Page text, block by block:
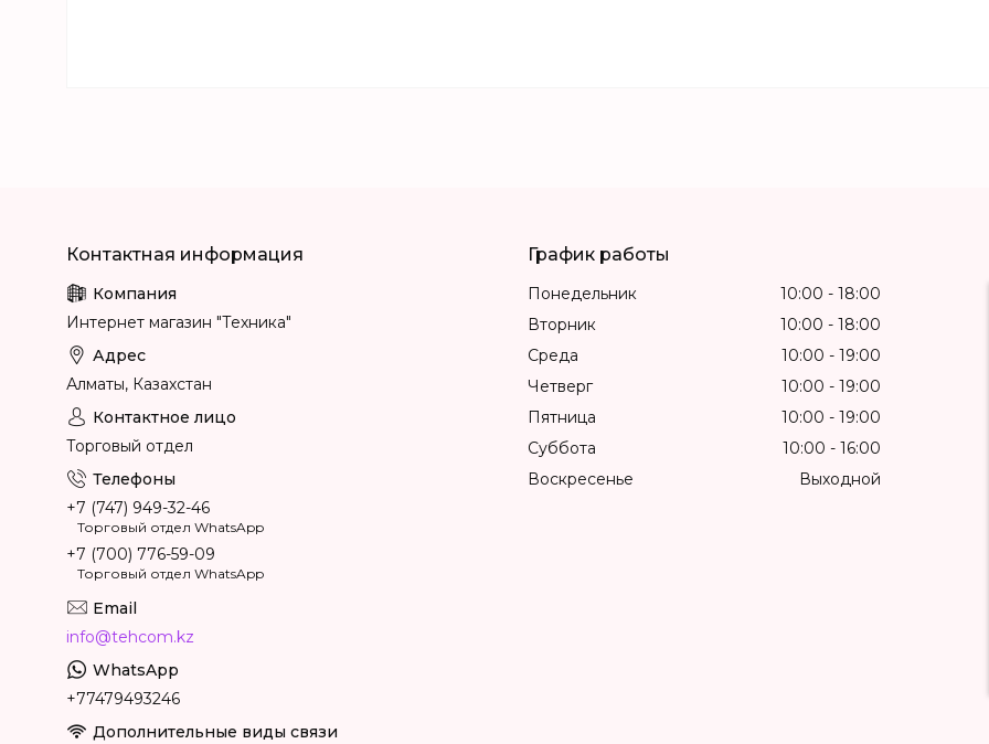
Интернет магазин "Техника"
Алматы, Казахстан
Торговый отдел
+7 (747) 949-32-46
Торговый отдел WhatsApp
+7 (700) 776-59-09
Торговый отдел WhatsApp
info@tehcom.kz
+77479493246
График работы
Понедельник 10:00
18:00
Вторник
10:00
18:00
Среда
10:00
19:00
Четверг
10:00
19:00
Пятница
10:00
19:00
Суббота
10:00
16:00
Воскресенье
Выходной